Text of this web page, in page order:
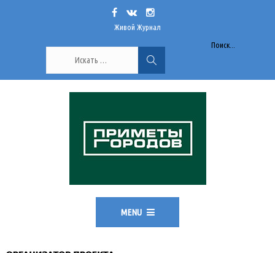
Живой Журнал
Поиск...
MENU